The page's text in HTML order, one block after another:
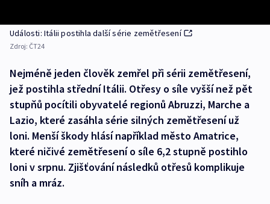
Události: Itálii postihla další série zemětřesení
Zdroj: ČT24
Nejméně jeden člověk zemřel při sérii zemětřesení,
jež postihla střední Itálii. Otřesy o síle vyšší než pět
stupňů pocítili obyvatelé regionů Abruzzi, Marche a
Lazio, které zasáhla série silných zemětřesení už
loni. Menší škody hlásí například město Amatrice,
které ničivé zemětřesení o síle 6,2 stupně postihlo
loni v srpnu. Zjišťování následků otřesů komplikuje
sníh a mráz.